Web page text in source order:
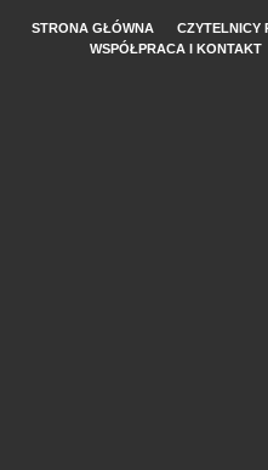
STRONA GŁÓWNA CZYTELNICY
WSPÓŁPRACA I KONTAKT